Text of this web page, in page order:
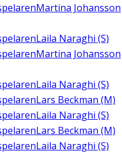
Martina Johansson
Laila Naraghi (S)
Martina Johansson
Laila Naraghi (S)
Lars Beckman (M)
Laila Naraghi (S)
Lars Beckman (M)
Laila Naraghi (S)